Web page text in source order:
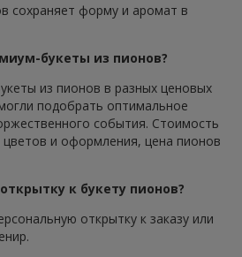
сохраняет форму и аромат в
букеты из пионов?
из пионов в разных ценовых
подобрать оптимальное
события. Стоимость
цветов и оформления, цена пионов
к букету пионов?
открытку к заказу или